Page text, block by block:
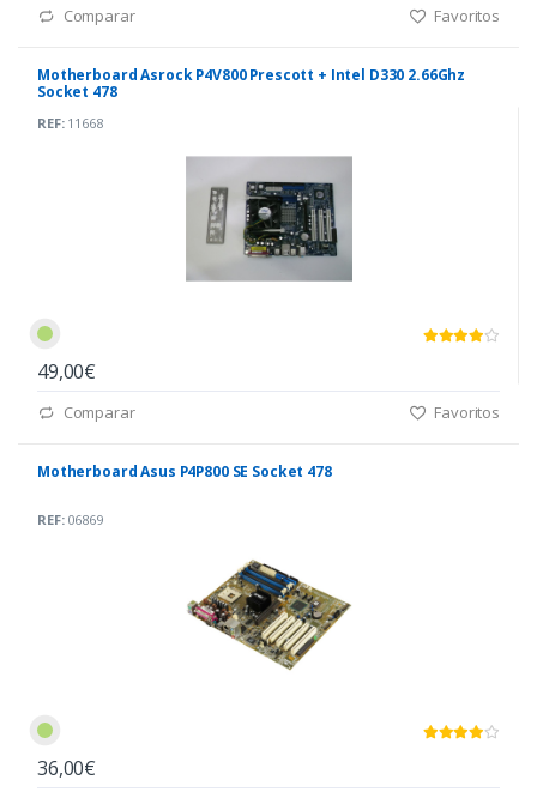
Comparar Favoritos
Motherboard Asrock P4V800 Prescott + Intel D330 2.66Ghz
Socket 478
REF:11668
49,00€
Comparar Favoritos
Motherboard Asus P4P800 SE Socket 478
REF:06869
36,00€